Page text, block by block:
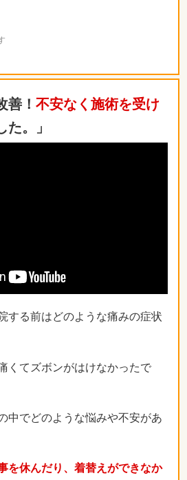
善！ 不安なく施術を受け
た。」
する前はどのような痛みの症状
くてズボンがはけなかったで
中でどのような悩みや不安があ
を休んだり、着替えができなか